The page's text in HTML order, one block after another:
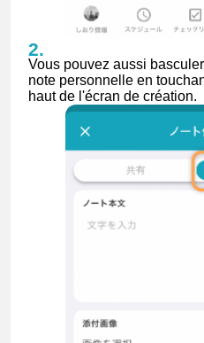
Vous pouvez aussi
note personnelle en
haut de l'écran de création.